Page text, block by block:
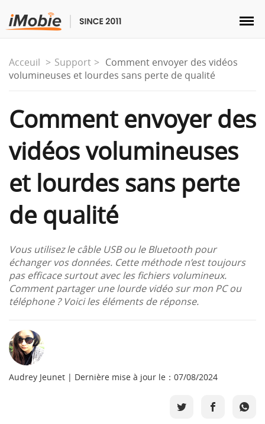
Déverrouillage & Récupération
Transfert
Multimédia
Utilitaires
Solutions
Boutique
Support
Langue
Acceuil Support
Comment envoyer des vidéos
volumineuses et lourdes sans perte de qualité
Comment envoyer des
vidéos volumineuses
et lourdes sans perte
de qualité
Vous utilisez le câble USB ou le Bluetooth pour
échanger vos données. Cette méthode n’est toujours
pas efficace surtout avec les fichiers volumineux.
Comment partager une lourde vidéo sur mon PC ou
téléphone ? Voici les éléments de réponse.
Audrey Jeunet | Dernière mise à jour le：07/08/2024